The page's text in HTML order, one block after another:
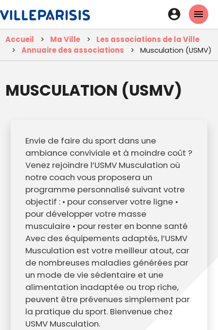
contenu
principal
En-
tête
-
Accueil Ma Ville
Les associations de la Ville
Annuaire des associations
Musculation (USMV)
MUSCULATION (USMV)
Envie de faire du sport dans une
ambiance conviviale et à moindre coût ?
Venez rejoindre l’USMV Musculation où
notre coach vous proposera un
programme personnalisé suivant votre
objectif : • pour conserver votre ligne •
pour développer votre masse
musculaire • pour rester en bonne santé
Avec des équipements adaptés, l’USMV
Musculation est votre meilleur atout, car
de nombreuses maladies générées par
un mode de vie sédentaire et une
alimentation inadaptée ou trop riche,
peuvent être prévenues simplement par
la pratique du sport. Bienvenue chez
USMV Musculation.